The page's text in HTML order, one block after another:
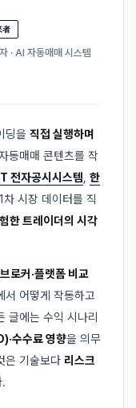
者
· AI 자동매매 시스템
딩을 직접 실행하며
동매매 콘텐츠를 작
전자공시시스템, 한
차 시장 데이터를 직
한 트레이더의 시각
로커·플랫폼 비교
서 어떻게 작동하고
글에는 수익 시나리
수수료 영향을 의무
은 기술보다 리스크